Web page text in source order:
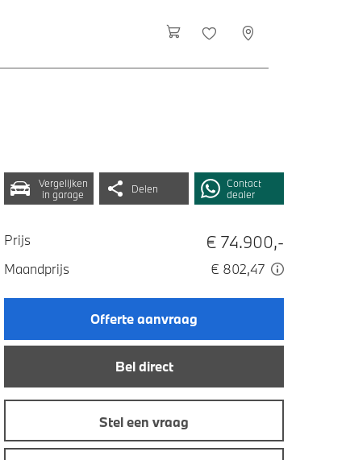
Vergelijken
in garage
Delen
Contact
dealer
Prijs € 74.900,-
Maandprijs € 802,47
Offerte aanvraag
Bel direct
Stel een vraag